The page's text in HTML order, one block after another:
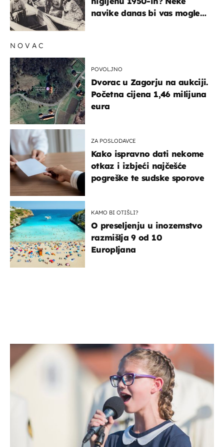
navike danas bi vas mogle
NOVAC
POVOLJNO
Dvorac u Zagorju na aukciji.
Početna cijena 1,46 milijuna
eura
ZA POSLODAVCE
Kako ispravno dati nekome
otkaz i izbjeći najčešće
pogreške te sudske sporove
KAMO BI OTIŠLI?
O preseljenju u inozemstvo
razmišlja 9 od 10
Europljana